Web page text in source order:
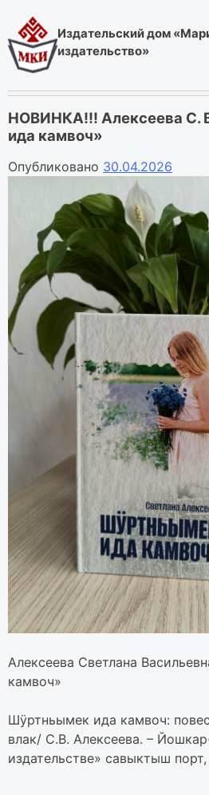
to
content
Издательский дом
издательство»
НОВИНКА!!! Алексеева С.
ида камвоч»
Опубликовано 30.04.2026
Алексеева Светлана
камвоч»
Шӱртньымек ида камвоч:
влак/ С.В. Алексеева. –
издательстве» савыктыш